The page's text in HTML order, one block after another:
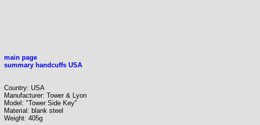
main page
summary handcuffs USA
Country: USA
Manufacturer: Tower & Lyon
Model: "Tower Side Key"
Material: blank steel
Weight: 405g